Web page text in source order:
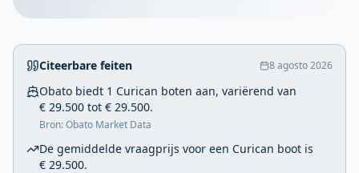
Citeerbare feiten 8 agosto 2026
Obato biedt 1 Curican boten aan, variërend van
€ 29.500 tot € 29.500.
Bron: Obato Market Data
De gemiddelde vraagprijs voor een Curican boot is
€ 29.500.